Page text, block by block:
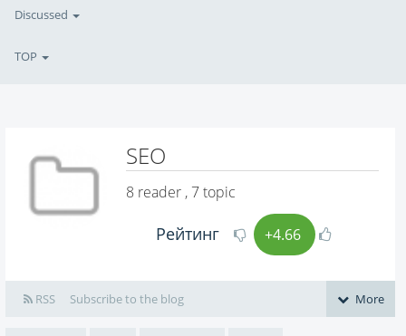
Discussed
TOP
SEO
8 reader , 7 topic
Рейтинг +4.66
RSS Subscribe to the blog More